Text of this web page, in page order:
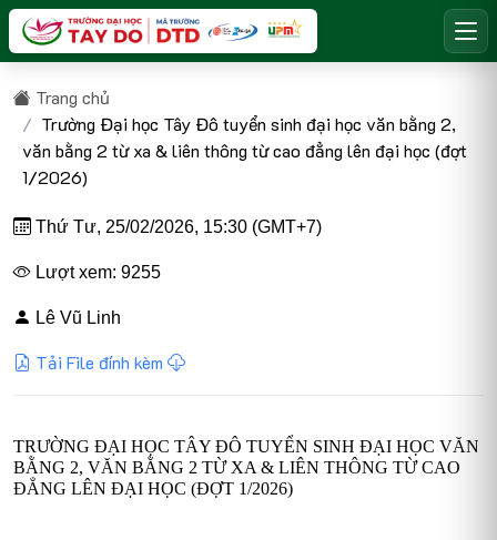
Trang chủ
Trường Đại học Tây Đô tuyển sinh đại học văn bằng 2,
văn bằng 2 từ xa & liên thông từ cao đẳng lên đại học (đợt
1/2026)
Thứ Tư, 25/02/2026, 15:30 (GMT+7)
Lượt xem: 9255
Lê Vũ Linh
Tải File đính kèm
TRƯỜNG ĐẠI HỌC TÂY ĐÔ TUYỂN SINH ĐẠI HỌC VĂN
BẰNG 2, VĂN BẰNG 2 TỪ XA & LIÊN THÔNG TỪ CAO
ĐẲNG LÊN ĐẠI HỌC (ĐỢT 1/2026)